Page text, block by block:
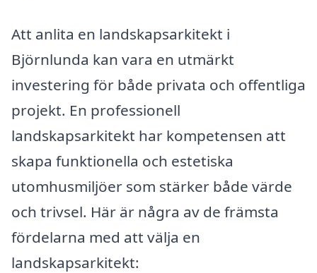
Att anlita en landskapsarkitekt i
Björnlunda kan vara en utmärkt
investering för både privata och offentliga
projekt. En professionell
landskapsarkitekt har kompetensen att
skapa funktionella och estetiska
utomhusmiljöer som stärker både värde
och trivsel. Här är några av de främsta
fördelarna med att välja en
landskapsarkitekt: